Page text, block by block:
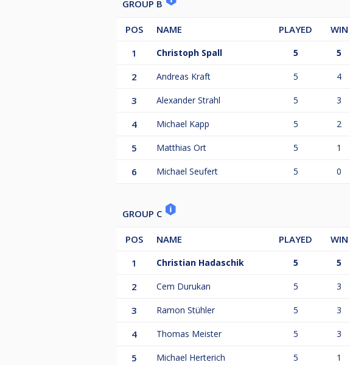
GROUP B
POS NAME PLAYED WIN
1
Christoph Spall 5 5
2 Andreas Kraft 5 4
3 Alexander Strahl 5 3
4 Michael Kapp 5 2
5 Matthias Ort 5 1
6 Michael Seufert 5 0
GROUP C
POS NAME PLAYED WIN
1
Christian Hadaschik 5 5
2 Cem Durukan 5 3
3 Ramon Stühler 5 3
4 Thomas Meister 5 3
5 Michael Herterich 5 1